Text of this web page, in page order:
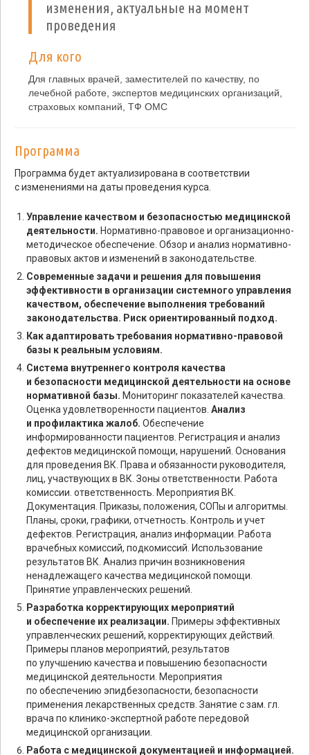
изменения, актуальные на момент
проведения
Для кого
Для главных врачей, заместителей по качеству, по
лечебной работе, экспертов медицинских организаций,
страховых компаний, ТФ ОМС
Программа
Программа будет актуализирована в соответствии
с изменениями на даты проведения курса.
Управление качеством и безопасностью медицинской
деятельности. Нормативно-правовое и организационно-
методическое обеспечение. Обзор и анализ нормативно-
правовых актов и изменений в законодательстве.
Современные задачи и решения для повышения
эффективности в организации системного управления
качеством, обеспечение выполнения требований
законодательства. Риск ориентированный подход.
Как адаптировать требования нормативно-правовой
базы к реальным условиям.
Система внутреннего контроля качества
и безопасности медицинской деятельности на основе
нормативной базы. Мониторинг показателей качества.
Оценка удовлетворенности пациентов. Анализ
и профилактика жалоб. Обеспечение
информированности пациентов. Регистрация и анализ
дефектов медицинской помощи, нарушений. Основания
для проведения ВК. Права и обязанности руководителя,
лиц, участвующих в ВК. Зоны ответственности. Работа
комиссии. ответственность. Мероприятия ВК.
Документация. Приказы, положения, СОПы и алгоритмы.
Планы, сроки, графики, отчетность. Контроль и учет
дефектов. Регистрация, анализ информации. Работа
врачебных комиссий, подкомиссий. Использование
результатов ВК. Анализ причин возникновения
ненадлежащего качества медицинской помощи.
Принятие управленческих решений.
Разработка корректирующих мероприятий
и обеспечение их реализации. Примеры эффективных
управленческих решений, корректирующих действий.
Примеры планов мероприятий, результатов
по улучшению качества и повышению безопасности
медицинской деятельности. Мероприятия
по обеспечению эпидбезопасности, безопасности
применения лекарственных средств. Занятие с зам. гл.
врача по клинико-экспертной работе передовой
медицинской организации.
Работа с медицинской документацией и информацией.